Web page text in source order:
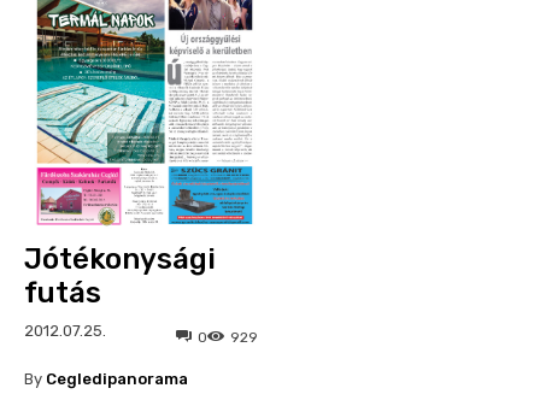
Jótékonysági
futás
2012.07.25. 929
0
By Cegledipanorama